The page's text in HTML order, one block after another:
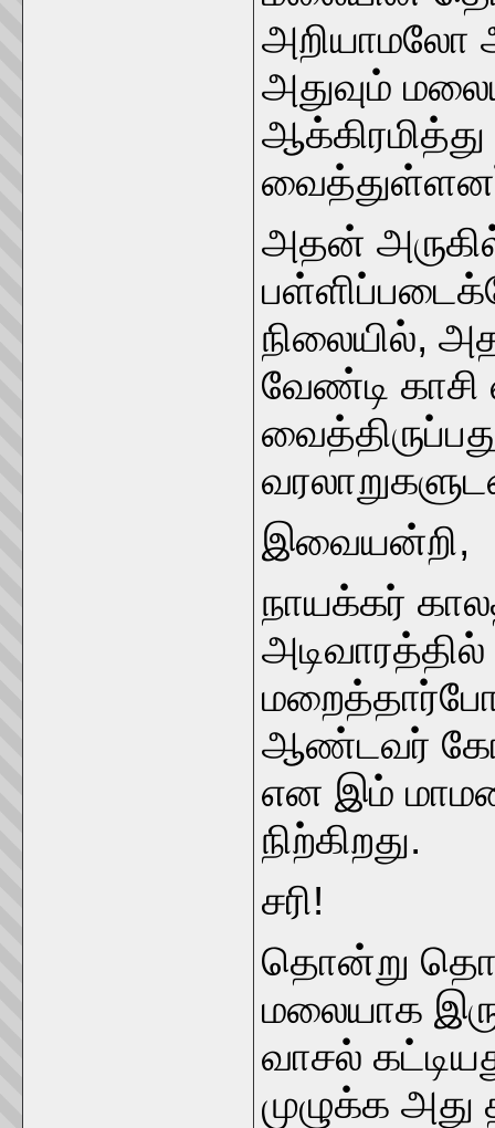
அறியாமலோ
அதுவும்
அதன்
நிலையில்,
வேண்டி காசி
இவையன்றி,
நாயக்கர்
ஆண்டவர்
என இம்
நிற்கிறது.
சரி!
தொன்று
மலையாக
வாசல்
முழுக்க